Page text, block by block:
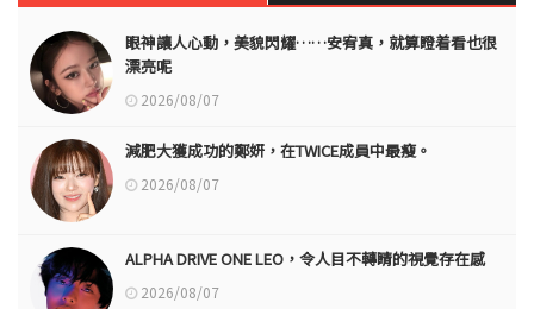
眼神讓人心動，美貌閃耀……安宥真，就算瞪着看也很
漂亮呢
2026/08/07
減肥大獲成功的鄭妍，在TWICE成員中最瘦。
2026/08/07
ALPHA DRIVE ONE LEO，令人目不轉睛的視覺存在感
2026/08/07